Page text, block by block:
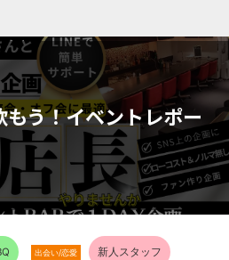
う！イベントレポー
出会い/恋愛 新人スタッフ